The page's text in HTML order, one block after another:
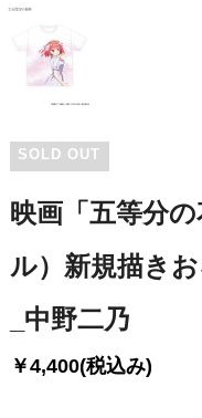
SOLD OUT
映画「五等分
ル）新規描き
_中野二乃
￥4,400(税込み)